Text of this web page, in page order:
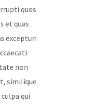
quos
et quas
excepturi
non
similique
qui